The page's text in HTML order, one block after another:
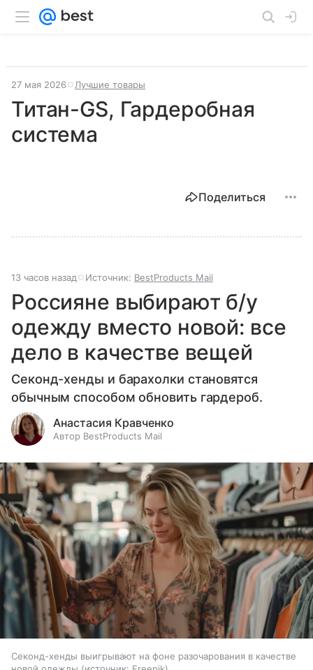
27 мая 2026 Лучшие товары
Титан-GS, Гардеробная
система
Поделиться
13 часов назад Источник: BestProducts Mail
Россияне выбирают б/у
одежду вместо новой: все
дело в качестве вещей
Секонд-хенды и барахолки становятся
обычным способом обновить гардероб.
Анастасия Кравченко
Автор BestProducts Mail
Секонд-хенды выигрывают на фоне разочарования в качестве